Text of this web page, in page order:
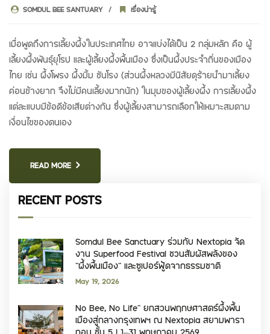
SOMDUL BEE SANTUARY เรื่องน่ารู้
เมื่อพูดถึงการเลี้ยงผึ้งในประเทศไทย อาจแบ่งได้เป็น 2 กลุ่มหลัก คือ ผู้
เลี้ยงผึ้งพันธุ์ยุโรป และผู้เลี้ยงผึ้งพื้นเมือง ซึ่งเป็นผึ้งประจำถิ่นของเมือง
ไทย เช่น ผึ้งโพรง ผึ้งมิ้ม ชันโรง (ส่วนผึ้งหลวงมีนิสัยดุร้ายนำมาเลี้ยง
ค่อนข้างยาก จึงไม่มีคนเลี้ยงมากนัก) ในมุมของผู้เลี้ยงผึ้ง การเลี้ยงผึ้ง
แต่ละแบบมีข้อดีข้อเสียต่างกัน ซึ่งผู้เลี้ยงสามารถเลือกให้เหมาะสมตาม
เงื่อนไขของตนเอง
READ MORE
RECENT POSTS
Somdul Bee Sanctuary ร่วมกับ Nextopia จัด
งาน Superfood Festival ชวนสัมผัสพลังของ
“ผึ้งพื้นเมือง” และซูเปอร์ฟู้ดจากธรรมชาติ
May 19, 2026
No Bee, No Life” ยกสวนพฤกษศาสตร์ผึ้งพื้น
เมืองสู่กลางกรุงเทพฯ ณ Nextopia สยามพารา